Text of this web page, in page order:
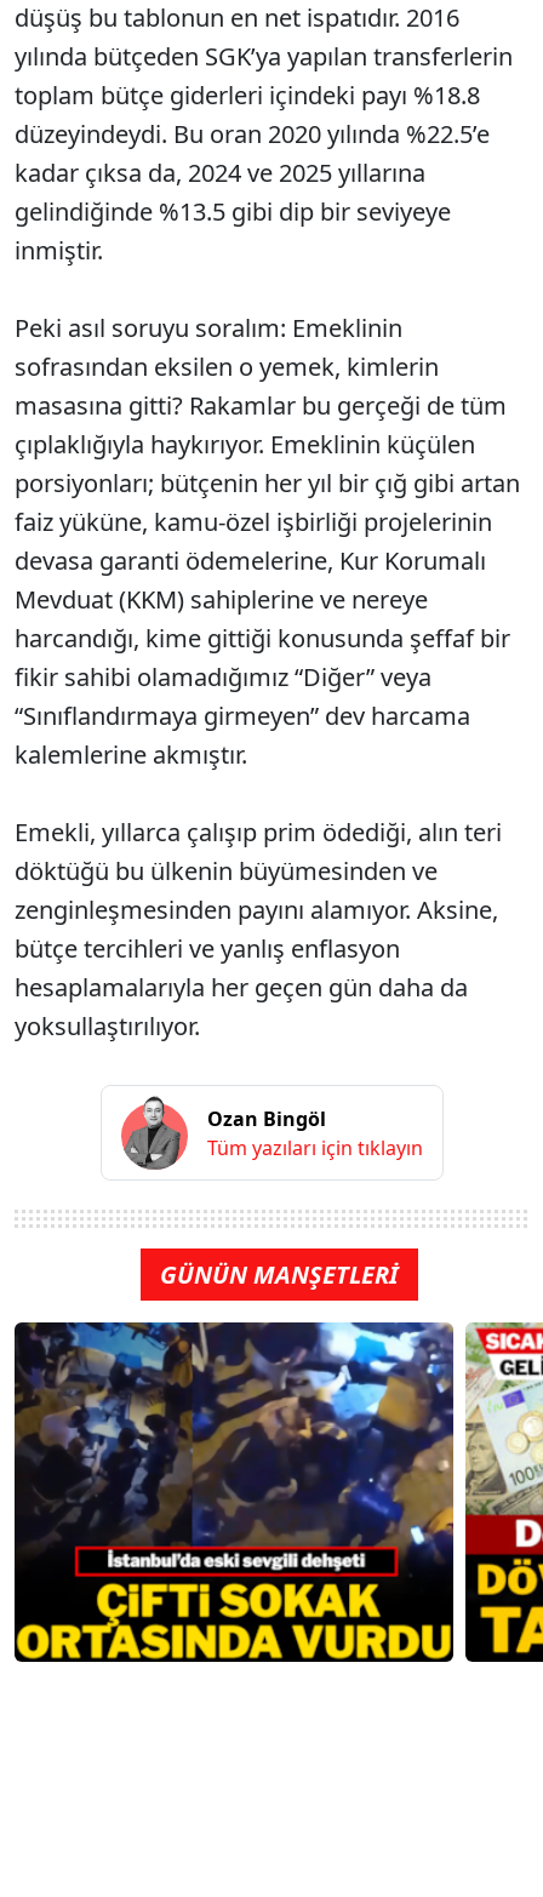
düşüş bu tablonun en net ispatıdır. 2016
yılında bütçeden SGK’ya yapılan transferlerin
toplam bütçe giderleri içindeki payı %18.8
düzeyindeydi. Bu oran 2020 yılında %22.5’e
kadar çıksa da, 2024 ve 2025 yıllarına
gelindiğinde %13.5 gibi dip bir seviyeye
inmiştir.
Peki asıl soruyu soralım: Emeklinin
sofrasından eksilen o yemek, kimlerin
masasına gitti? Rakamlar bu gerçeği de tüm
çıplaklığıyla haykırıyor. Emeklinin küçülen
porsiyonları; bütçenin her yıl bir çığ gibi artan
faiz yüküne, kamu-özel işbirliği projelerinin
devasa garanti ödemelerine, Kur Korumalı
Mevduat (KKM) sahiplerine ve nereye
harcandığı, kime gittiği konusunda şeffaf bir
fikir sahibi olamadığımız “Diğer” veya
“Sınıflandırmaya girmeyen” dev harcama
kalemlerine akmıştır.
Emekli, yıllarca çalışıp prim ödediği, alın teri
döktüğü bu ülkenin büyümesinden ve
zenginleşmesinden payını alamıyor. Aksine,
bütçe tercihleri ve yanlış enflasyon
hesaplamalarıyla her geçen gün daha da
yoksullaştırılıyor.
Ozan Bingöl
Tüm yazıları için tıklayın
GÜNÜN MANŞETLERİ